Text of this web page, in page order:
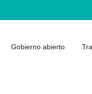
Gobierno abierto